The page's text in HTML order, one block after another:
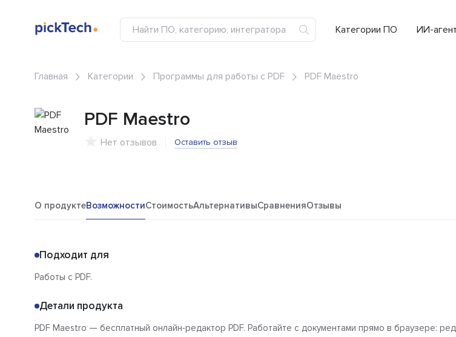
Категории ПО ИИ-
Главная Категории Программы для работы с PDF PDF Maestro
PDF Maestro
Нет отзывов Оставить отзыв
О продуктеВозможностиСтоимостьАльтернативыСравненияОтзывы
Подходит для
Работы с PDF.
Детали продукта
PDF Maestro — бесплатный онлайн‑редактор PDF. Работайте с документами прямо в браузере: